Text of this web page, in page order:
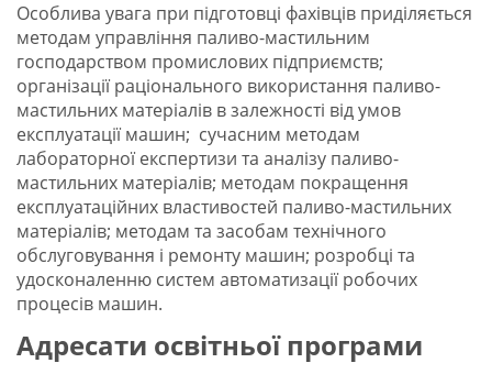
Особлива увага при підготовці фахівців приділяється
методам управління паливо-мастильним
господарством промислових підприємств;
організації раціонального використання паливо-
мастильних матеріалів в залежності від умов
експлуатації машин; сучасним методам
лабораторної експертизи та аналізу паливо-
мастильних матеріалів; методам покращення
експлуатаційних властивостей паливо-мастильних
матеріалів; методам та засобам технічного
обслуговування і ремонту машин; розробці та
удосконаленню систем автоматизації робочих
процесів машин.
Адресати освітньої програми